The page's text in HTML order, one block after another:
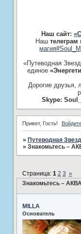
Наш сайт:
Наш телеграм
«Путеводная
единое
Дорогие друзья,
Skype:
Привет, Гость!
» Путеводная
» Знакомьтесь –
Знакомьтесь –
Страница: 1 2 3 »
MILLA
Основатель